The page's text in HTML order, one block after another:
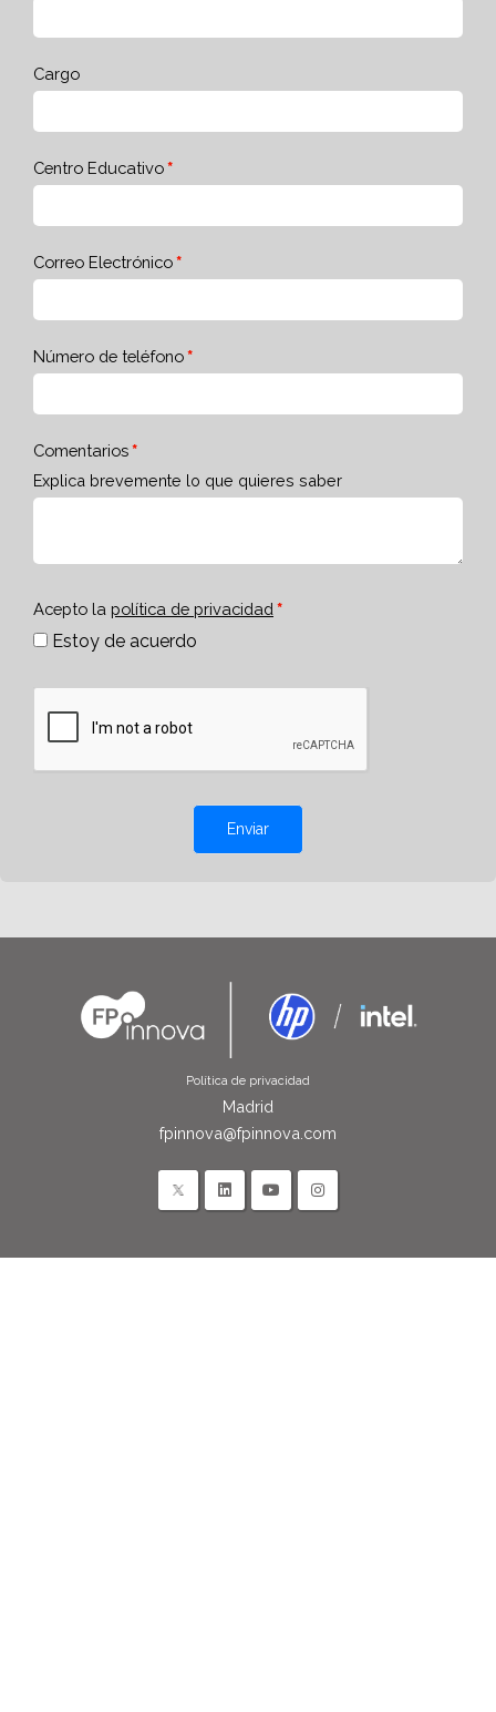
Cargo
Centro Educativo
Correo Electrónico
Número de teléfono
Comentarios
Explica brevemente lo que quieres saber
Acepto la política de privacidad
Estoy de acuerdo
Enviar
Política de privacidad
Madrid
fpinnova@fpinnova.com